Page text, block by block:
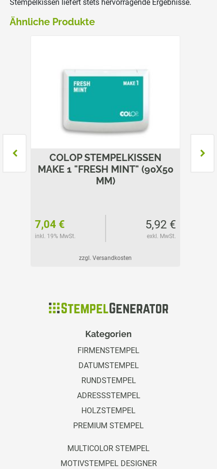
Stempelkissen liefert stets hervorragende Ergebnisse.
Ähnliche Produkte
COLOP STEMPELKISSEN
MAKE 1 "FRESH MINT" (90X50
MM)
7,04 €
inkl. 19% MwSt.
5,92 €
exkl. MwSt.
zzgl. Versandkosten
Kategorien
FIRMENSTEMPEL
DATUMSTEMPEL
RUNDSTEMPEL
ADRESSSTEMPEL
HOLZSTEMPEL
PREMIUM STEMPEL
MULTICOLOR STEMPEL
MOTIVSTEMPEL DESIGNER